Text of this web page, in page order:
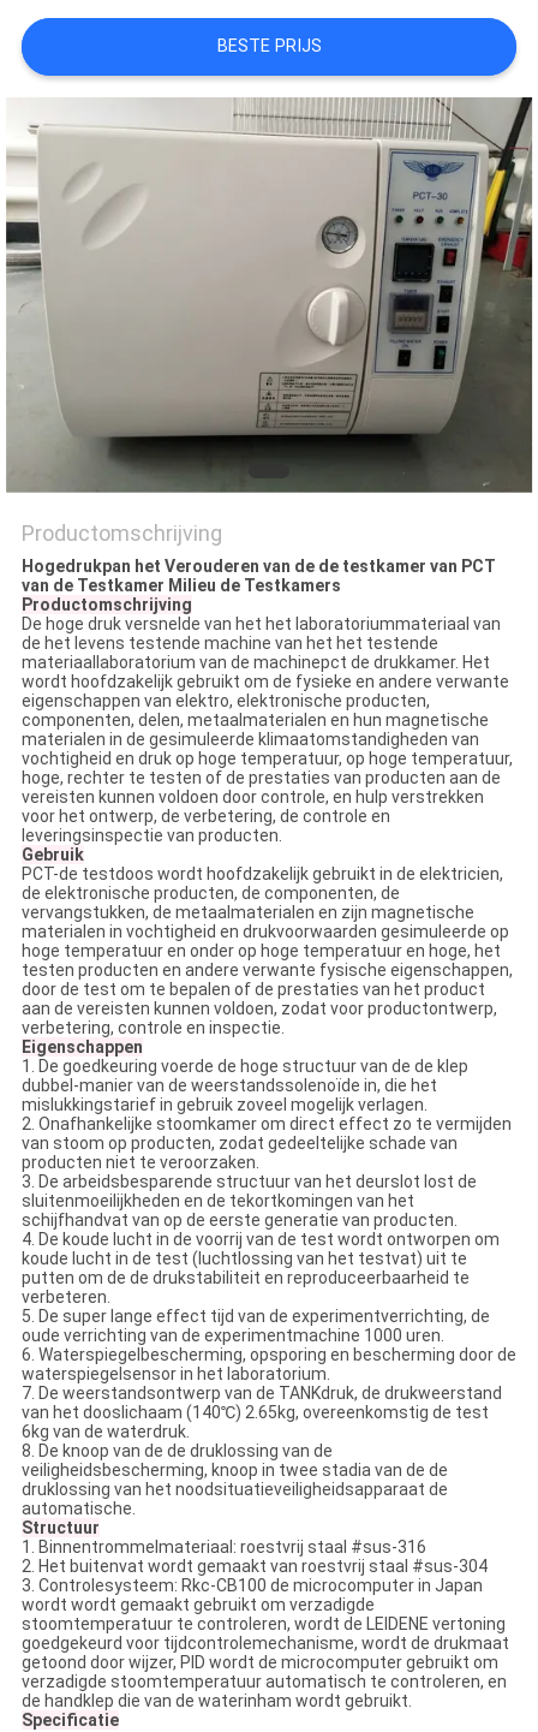
BESTE PRIJS
Productomschrijving
Hogedrukpan het Verouderen van de de testkamer van PCT
van de Testkamer Milieu de Testkamers
Productomschrijving
De hoge druk versnelde van het het laboratoriummateriaal van
de het levens testende machine van het het testende
materiaallaboratorium van de machinepct de drukkamer. Het
wordt hoofdzakelijk gebruikt om de fysieke en andere verwante
eigenschappen van elektro, elektronische producten,
componenten, delen, metaalmaterialen en hun magnetische
materialen in de gesimuleerde klimaatomstandigheden van
vochtigheid en druk op hoge temperatuur, op hoge temperatuur,
hoge, rechter te testen of de prestaties van producten aan de
vereisten kunnen voldoen door controle, en hulp verstrekken
voor het ontwerp, de verbetering, de controle en
leveringsinspectie van producten.
Gebruik
PCT-de testdoos wordt hoofdzakelijk gebruikt in de elektricien,
de elektronische producten, de componenten, de
vervangstukken, de metaalmaterialen en zijn magnetische
materialen in vochtigheid en drukvoorwaarden gesimuleerde op
hoge temperatuur en onder op hoge temperatuur en hoge, het
testen producten en andere verwante fysische eigenschappen,
door de test om te bepalen of de prestaties van het product
aan de vereisten kunnen voldoen, zodat voor productontwerp,
verbetering, controle en inspectie.
Eigenschappen
1. De goedkeuring voerde de hoge structuur van de de klep
dubbel-manier van de weerstandssolenoïde in, die het
mislukkingstarief in gebruik zoveel mogelijk verlagen.
2. Onafhankelijke stoomkamer om direct effect zo te vermijden
van stoom op producten, zodat gedeeltelijke schade van
producten niet te veroorzaken.
3. De arbeidsbesparende structuur van het deurslot lost de
sluitenmoeilijkheden en de tekortkomingen van het
schijfhandvat van op de eerste generatie van producten.
4. De koude lucht in de voorrij van de test wordt ontworpen om
koude lucht in de test (luchtlossing van het testvat) uit te
putten om de de drukstabiliteit en reproduceerbaarheid te
verbeteren.
5. De super lange effect tijd van de experimentverrichting, de
oude verrichting van de experimentmachine 1000 uren.
6. Waterspiegelbescherming, opsporing en bescherming door de
waterspiegelsensor in het laboratorium.
7. De weerstandsontwerp van de TANKdruk, de drukweerstand
van het dooslichaam (140℃) 2.65kg, overeenkomstig de test
6kg van de waterdruk.
8. De knoop van de de druklossing van de
veiligheidsbescherming, knoop in twee stadia van de de
druklossing van het noodsituatieveiligheidsapparaat de
automatische.
Structuur
1. Binnentrommelmateriaal: roestvrij staal #sus-316
2. Het buitenvat wordt gemaakt van roestvrij staal #sus-304
3. Controlesysteem: Rkc-CB100 de microcomputer in Japan
wordt wordt gemaakt gebruikt om verzadigde
stoomtemperatuur te controleren, wordt de LEIDENE vertoning
goedgekeurd voor tijdcontrolemechanisme, wordt de drukmaat
getoond door wijzer, PID wordt de microcomputer gebruikt om
verzadigde stoomtemperatuur automatisch te controleren, en
de handklep die van de waterinham wordt gebruikt.
Specificatie